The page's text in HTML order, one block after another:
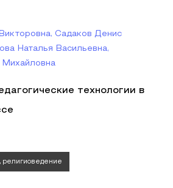
Садаков Денис
Наталья Васильевна,
Михайловна
технологии в
религиоведение